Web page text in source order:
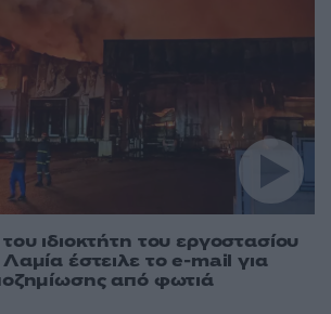
ιδιοκτήτη του εργοστασίου
έστειλε το e-mail για
από φωτιά